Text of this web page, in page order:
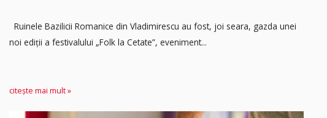
Ruinele Bazilicii Romanice din Vladimirescu au fost, joi seara, gazda unei
noi ediții a festivalului „Folk la Cetate”, eveniment...
citește mai mult »